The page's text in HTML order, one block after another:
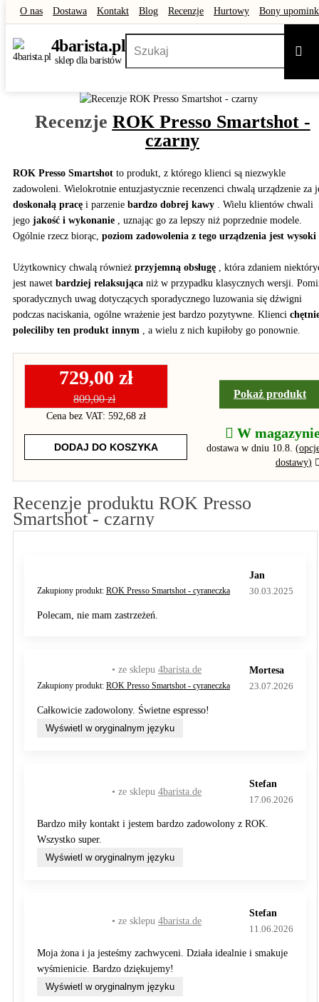
O nas Dostawa Kontakt Blog Recenzje Hurtowy
Bony
Promocje
Outlet
4barista.pl
sklep dla baristów
Recenzje ROK Presso Smartshot -
czarny
ROK Presso Smartshot to produkt, z którego klienci są niezwykle
zadowoleni. Wielokrotnie entuzjastycznie recenzenci chwalą urządzenie za
doskonałą pracę i parzenie bardzo dobrej kawy . Wielu klientów chwali
jego jakość i wykonanie , uznając go za lepszy niż poprzednie modele.
Ogólnie rzecz biorąc, poziom zadowolenia z tego urządzenia jest wysoki
Użytkownicy chwalą również przyjemną obsługę , która zdaniem
jest nawet bardziej relaksująca niż w przypadku klasycznych wersji.
sporadycznych uwag dotyczących sporadycznego luzowania się dźwigni
podczas naciskania, ogólne wrażenie jest bardzo pozytywne. Klienci
poleciliby ten produkt innym , a wielu z nich kupiłoby go ponownie.
729,00 zł
809,00 zł
Cena bez VAT: 592,68 zł
Pokaż produkt
DODAJ DO KOSZYKA
W
dostawa w dniu 10.8. (
dostawy)
Recenzje produktu ROK Presso
Smartshot - czarny
Zakupiony produkt: ROK Presso Smartshot - cyraneczka
Jan
30.03.2025
Polecam, nie mam zastrzeżeń.
• ze sklepu 4barista.de
Zakupiony produkt: ROK Presso Smartshot - cyraneczka
Mortesa
23.07.2026
Całkowicie zadowolony. Świetne espresso!
Wyświetl w oryginalnym języku
• ze sklepu 4barista.de
Stefan
17.06.2026
Bardzo miły kontakt i jestem bardzo zadowolony z ROK.
Wszystko super.
Wyświetl w oryginalnym języku
• ze sklepu 4barista.de
Stefan
11.06.2026
Moja żona i ja jesteśmy zachwyceni. Działa idealnie i smakuje
wyśmienicie. Bardzo dziękujemy!
Wyświetl w oryginalnym języku